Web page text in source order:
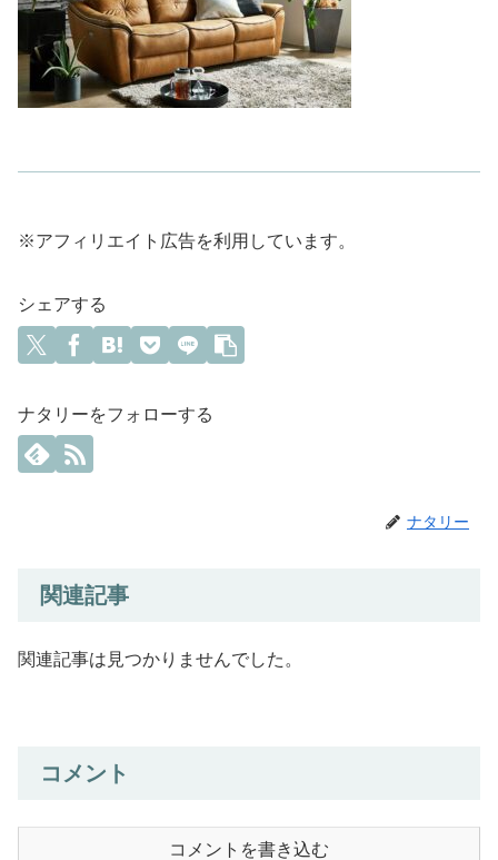
※アフィリエイト広告を利用しています。
シェアする
ナタリーをフォローする
ナタリー
関連記事
関連記事は見つかりませんでした。
コメント
コメントを書き込む